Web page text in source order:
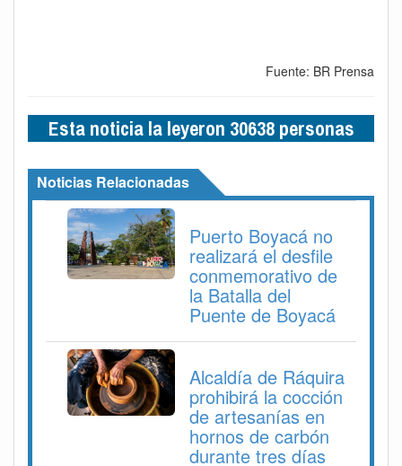
Fuente: BR Prensa
Esta noticia la leyeron 30638 personas
Noticias Relacionadas
Puerto Boyacá no
realizará el desfile
conmemorativo de
la Batalla del
Puente de Boyacá
Alcaldía de Ráquira
prohibirá la cocción
de artesanías en
hornos de carbón
durante tres días